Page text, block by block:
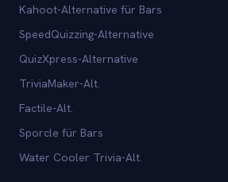
Kahoot-Alternative für Bars
SpeedQuizzing-Alternative
QuizXpress-Alternative
TriviaMaker-Alt.
Factile-Alt.
Sporcle für Bars
Water Cooler Trivia-Alt.